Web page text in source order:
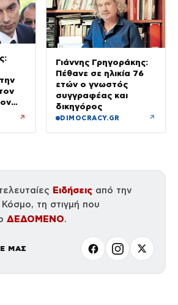
↗
Γιάννης Γρηγοράκης:
Πέθανε σε ηλικία 76
ετών ο γνωστός
συγγραφέας και
δικηγόρος
DIMOCRACY.GR ↗
Ειδήσεις από την
τη στιγμή που
ΔΕΔΟΜΕΝΟ.
ΜΑΣ